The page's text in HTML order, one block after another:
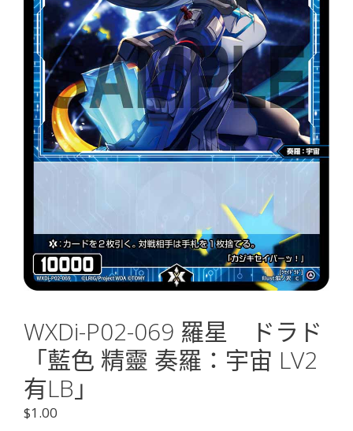
WXDi-P02-069 羅星 ドラド
「藍色 精靈 奏羅：宇宙 LV2
有LB」
$1.00